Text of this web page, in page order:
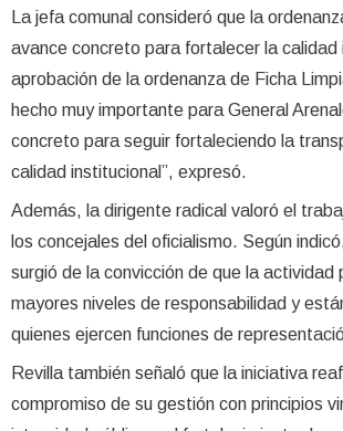
La jefa comunal consideró que la
avance concreto para fortalecer la calidad
aprobación de la ordenanza de Ficha
hecho muy importante para General
concreto para seguir fortaleciendo la
calidad institucional”, expresó.
Además, la dirigente radical valoró el
los concejales del oficialismo. Según
surgió de la convicción de que la actividad
mayores niveles de responsabilidad y
quienes ejercen funciones de
Revilla también señaló que la iniciativa
compromiso de su gestión con principios